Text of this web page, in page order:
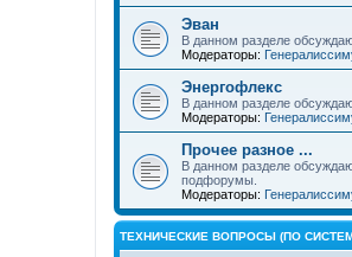
Эван
В данном разделе
Модераторы:
Энергофлекс
В данном разделе
Модераторы:
Прочее разное ...
В данном разделе
подфорумы.
Модераторы:
ТЕХНИЧЕСКИЕ ВОПРОСЫ (ПО